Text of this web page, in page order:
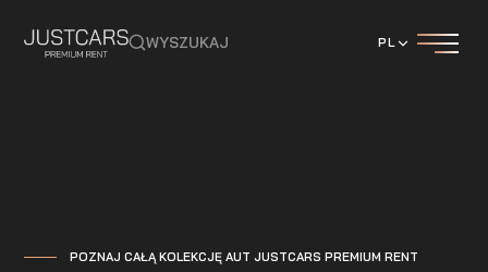
WYSZUKAJ PL
POZNAJ CAŁĄ KOLEKCJĘ AUT JUSTCARS PREMIUM RENT